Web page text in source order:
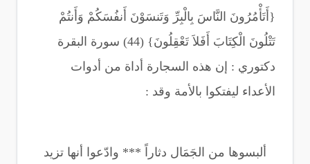
{أَتَأْمُرُونَ النَّاسَ بِالْبِرِّ وَتَنسَوْنَ أَنفُسَكُمْ وَأَنتُمْ
تَتْلُونَ الْكِتَابَ أَفَلاَ تَعْقِلُونَ} (44) سورة البقرة
دكتوري : إن هذه السجارة أداة من أدوات
الأعداء ليفتكوا بالأمة وقد :
ألبسوها من الجَمَال دثاراً *** وادّعوا أنها تزيد